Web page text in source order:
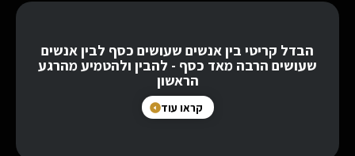
הבדל קריטי בין אנשים שעושים כסף לבין אנשים
שעושים הרבה מאד כסף - להבין ולהטמיע מהרגע
הראשון
קראו עוד